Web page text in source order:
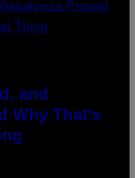
and
Why That’s